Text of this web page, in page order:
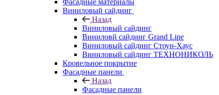
Фасадные материалы
Виниловый сайдинг
Назад
Виниловый сайдинг
Виниловй сайдинг Grand Line
Виниловый сайдинг Стоун-Хаус
Виниловый сайдинг ТЕХНОНИКОЛЬ
Кровельное покрытие
Фасадные панели
Назад
Фасадные панели